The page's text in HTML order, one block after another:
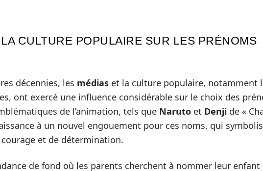
LA CULTURE POPULAIRE SUR LES PRÉNOMS
décennies, les médias et la culture populaire, notamment
ont exercé une influence considérable sur le choix des
de l’animation, tels que Naruto et Denji de «
à un nouvel engouement pour ces noms, qui
et de détermination.
de fond où les parents cherchent à nommer leur enfant